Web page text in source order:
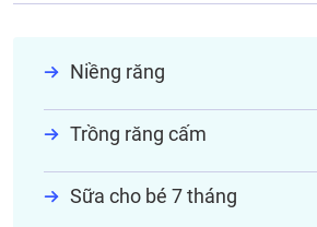
Niềng răng
Trồng răng cấm
Sữa cho bé 7 tháng